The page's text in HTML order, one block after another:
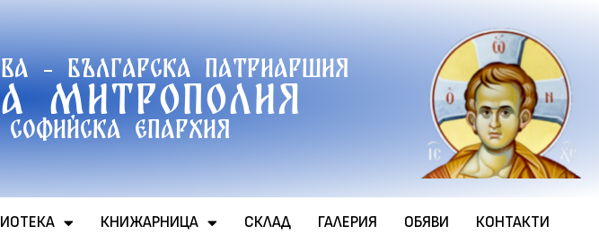
- Българска патриаршия
митрополия
епархия
КНИЖАРНИЦА СКЛАД ГАЛЕРИЯ ОБЯВИ КОНТАКТИ